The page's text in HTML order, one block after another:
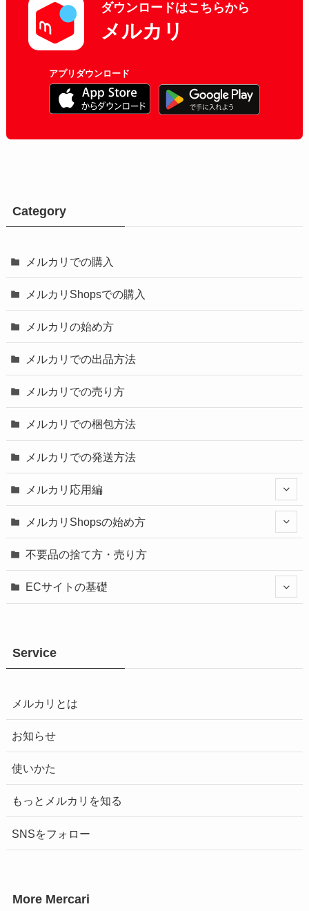
ダウンロードはこちらから
メルカリ
アプリダウンロード
Category
メルカリでの購入
メルカリShopsでの購入
メルカリの始め方
メルカリでの出品方法
メルカリでの売り方
メルカリでの梱包方法
メルカリでの発送方法
メルカリ応用編
メルカリShopsの始め方
不要品の捨て方・売り方
ECサイトの基礎
Service
メルカリとは
お知らせ
使いかた
もっとメルカリを知る
SNSをフォロー
More Mercari